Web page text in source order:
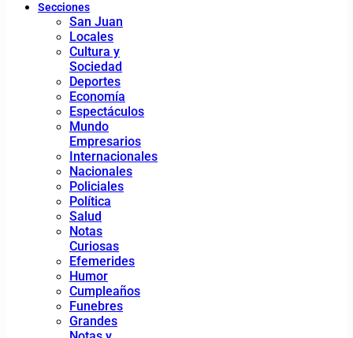
Secciones
San Juan
Locales
Cultura y
Sociedad
Deportes
Economía
Espectáculos
Mundo
Empresarios
Internacionales
Nacionales
Policiales
Política
Salud
Notas
Curiosas
Efemerides
Humor
Cumpleaños
Funebres
Grandes